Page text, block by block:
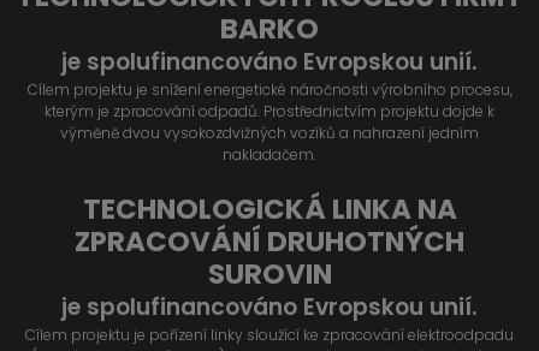
BARKO
je spolufinancováno Evropskou unií.
Cílem projektu je snížení energetické náročnosti výrobního procesu,
kterým je zpracování odpadů. Prostřednictvím projektu dojde k
výměně dvou vysokozdvižných vozíků a nahrazení jedním
nakladačem.
TECHNOLOGICKÁ LINKA NA
ZPRACOVÁNÍ DRUHOTNÝCH
SUROVIN
je spolufinancováno Evropskou unií.
Cílem projektu je pořízení linky sloužící ke zpracování elektroodpadu